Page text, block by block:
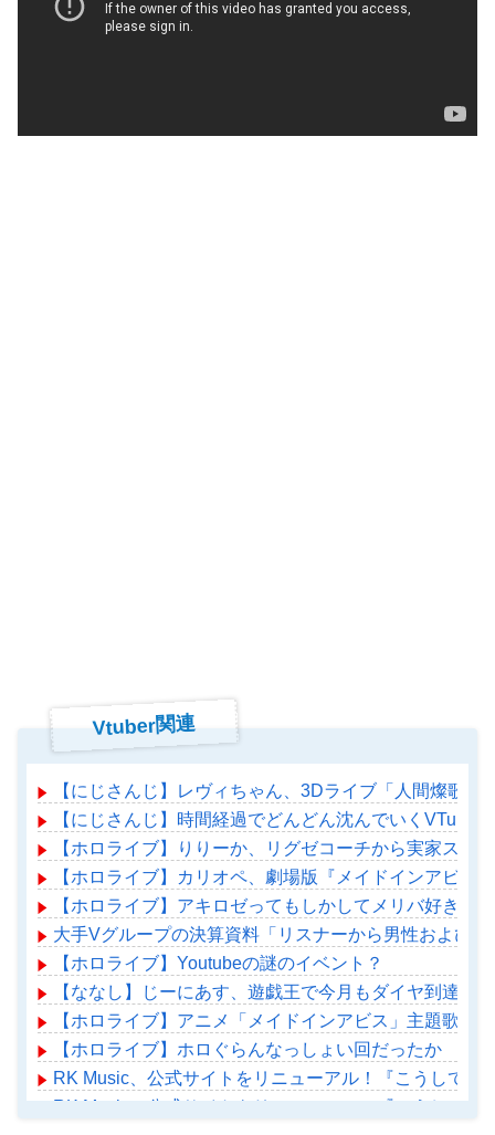
Vtuber関連
【にじさんじ】レヴィちゃん、3Dライブ「人間燦歌
【にじさんじ】時間経過でどんどん沈んでいくVTuber
【ホロライブ】りりーか、リグゼコーチから実家ス
【ホロライブ】カリオペ、劇場版『メイドインアビス
【ホロライブ】アキロゼってもしかしてメリバ好きか？
大手Vグループの決算資料「リスナーから男性および
【ホロライブ】Youtubeの謎のイベント？
【ななし】じーにあす、遊戯王で今月もダイヤ到達
【ホロライブ】アニメ「メイドインアビス」主題歌
【ホロライブ】ホロぐらんなっしょい回だったか
RK Music、公式サイトをリニューアル！『こうして
RK Music、公式サイトをリニューアル！『こうして見